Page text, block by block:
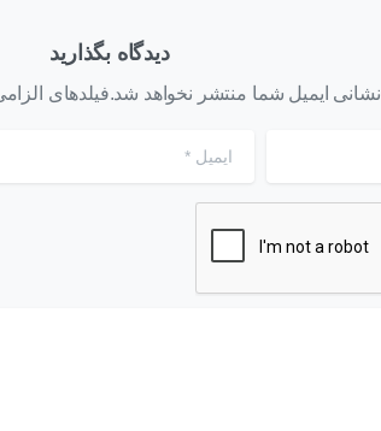
دیدگاه بگذارید
نشانی ایمیل شما منتشر نخواهد شد.فیلدهای
ایمیل